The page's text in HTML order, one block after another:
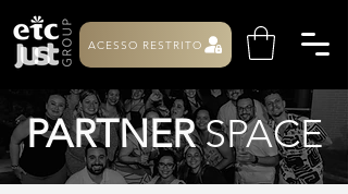
ACESSO RESTRITO
PARTNERSPACE